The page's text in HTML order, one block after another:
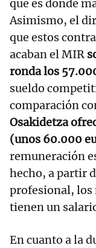
que es donde
Asimismo, el
que estos
acaban el MIR
ronda los
sueldo
comparación
Osakidetza
(unos 60.000
remuneración
hecho, a partir
profesional, los
tienen un
En cuanto a la